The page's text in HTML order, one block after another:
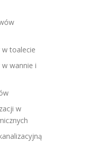
toalecie
wannie i
w